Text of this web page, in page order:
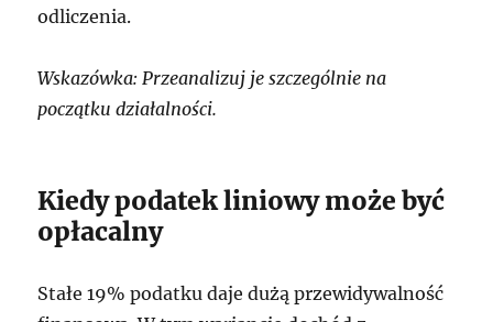
odliczenia.
Wskazówka: Przeanalizuj je szczególnie na
początku działalności.
Kiedy podatek liniowy może być
opłacalny
Stałe 19% podatku daje dużą przewidywalność